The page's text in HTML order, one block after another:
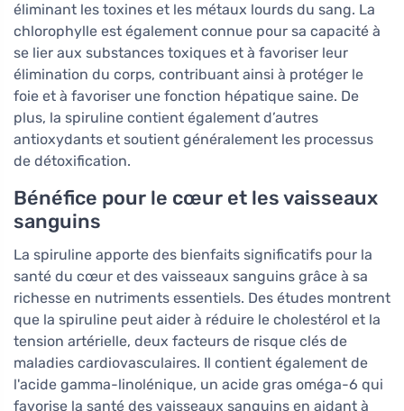
éliminant les toxines et les métaux lourds du sang. La
chlorophylle est également connue pour sa capacité à
se lier aux substances toxiques et à favoriser leur
élimination du corps, contribuant ainsi à protéger le
foie et à favoriser une fonction hépatique saine. De
plus, la spiruline contient également d’autres
antioxydants et soutient généralement les processus
de détoxification.
Bénéfice pour le cœur et les vaisseaux
sanguins
La spiruline apporte des bienfaits significatifs pour la
santé du cœur et des vaisseaux sanguins grâce à sa
richesse en nutriments essentiels. Des études montrent
que la spiruline peut aider à réduire le cholestérol et la
tension artérielle, deux facteurs de risque clés de
maladies cardiovasculaires. Il contient également de
l'acide gamma-linolénique, un acide gras oméga-6 qui
favorise la santé des vaisseaux sanguins en aidant à